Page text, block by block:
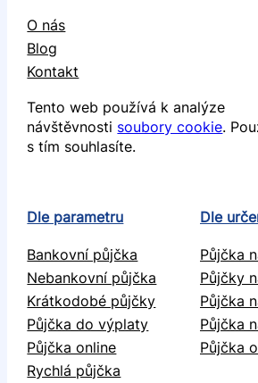
O nás
Blog
Kontakt
Tento web používá k analýze
návštěvnosti soubory cookie.
s tím souhlasíte.
Dle parametru
Bankovní půjčka
Nebankovní půjčka
Krátkodobé půjčky
Půjčka do výplaty
Půjčka online
Rychlá půjčka
Dle
Půjčka
Půjčky
Půjčka
Půjčka
Půjčka